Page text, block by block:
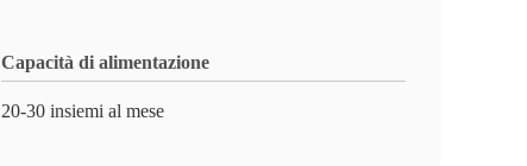
Capacità di alimentazione
20-30 insiemi al mese